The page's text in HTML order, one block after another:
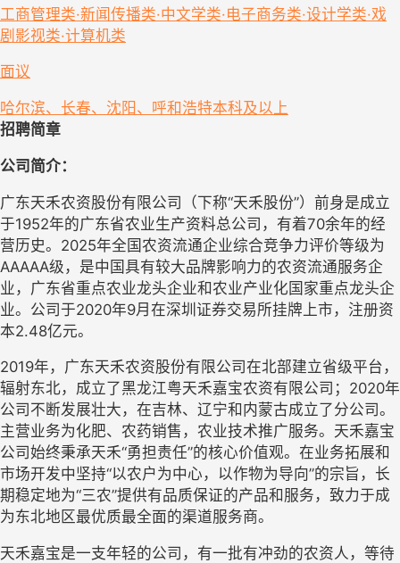
工商管理类·新闻传播类·中文学类·电子商务类·设计学类·戏
剧影视类·计算机类
面议
哈尔滨、长春、沈阳、呼和浩特本科及以上
招聘简章
公司简介：
广东天禾农资股份有限公司（下称“天禾股份”）前身是成立
于1952年的广东省农业生产资料总公司，有着70余年的经
营历史。 2025年全国农资流通企业综合竞争力评价等级为
AAAAA级，是中国具有较大品牌影响力的农资流通服务企
业，广东省重点农业龙头企业和农业产业化国家重点龙头企
业。公司于2020年9月在深圳证券交易所挂牌上市 ， 注册资
本2.48亿元。
2019年， 广东天禾农资股份有限公司在北部建立省级平台，
辐射东北，成立了黑龙江粤天禾嘉宝农资有限公司 ； 2020年
公司不断发展壮大，在吉林、辽宁和内蒙古成立了分公司。
主营业务为化肥、农药销售，农业技术推广服务。天禾嘉宝
公司始终秉承天禾“勇担责任”的核心价值观。在业务拓展和
市场开发中坚持“以农户为中心，以作物为导向”的宗旨，长
期稳定地为“三农”提供有品质保证的产品和服务，致力于成
为东北地区最优质最全面的渠道服务商。
天禾嘉宝是一支年轻的公司，有一批有冲劲的农资人，等待